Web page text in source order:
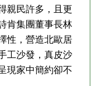
親民許多，且更
肯集團董事長林
性，營造北歐居
工沙發，真皮沙
現家中簡約卻不